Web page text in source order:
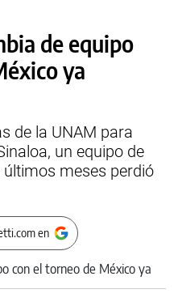
de equipo
ya
de la UNAM para
un equipo de
meses perdió
en